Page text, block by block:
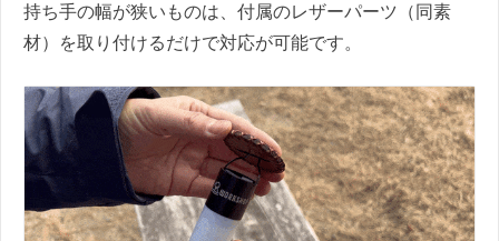
持ち手の幅が狭いものは、付属のレザーパーツ（同素
材）を取り付けるだけで対応が可能です。